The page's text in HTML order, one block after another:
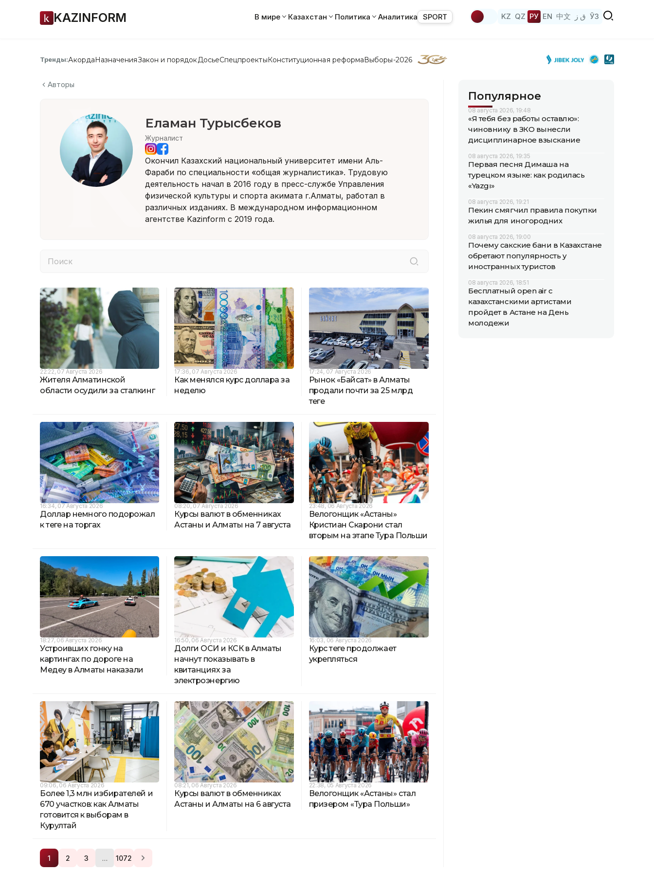
KAZINFORM В мире Казахстан Политика Аналитика SPORT KZ QZ РУ EN 中文 ق ز ЎЗ
Тренды:АкордаНазначенияЗакон и порядок ДосьеСпецпроектыКонституционная реформаВыборы-2026
Авторы
Еламан Турысбеков
Журналист
Окончил Казахский национальный университет имени Аль-
Фараби по специальности «общая журналистика». Трудовую
деятельность начал в 2016 году в пресс-службе Управления
физической культуры и спорта акимата г.Алматы, работал в
различных изданиях. В международном информационном
агентстве Kazinform с 2019 года.
22:22, 07 Августа 2026
Жителя Алматинской
области осудили за сталкинг
17:36, 07 Августа 2026
Как менялся курс доллара за
неделю
17:24, 07 Августа 2026
Рынок «Байсат» в Алматы
продали почти за 25 млрд
теңге
16:34, 07 Августа 2026
Доллар немного подорожал
к теңге на торгах
08:20, 07 Августа 2026
Курсы валют в обменниках
Астаны и Алматы на 7 августа
23:48, 06 Августа 2026
Велогонщик «Астаны»
Кристиан Скарони стал
вторым на этапе Тура Польши
18:27, 06 Августа 2026
Устроивших гонку на
картингах по дороге на
Медеу в Алматы наказали
16:50, 06 Августа 2026
Долги ОСИ и КСК в Алматы
начнут показывать в
квитанциях за
электроэнергию
16:03, 06 Августа 2026
Курс теңге продолжает
укрепляться
09:06, 06 Августа 2026
Более 1,3 млн избирателей и
670 участков: как Алматы
готовится к выборам в
Курултай
08:21, 06 Августа 2026
Курсы валют в обменниках
Астаны и Алматы на 6 августа
22:38, 05 Августа 2026
Велогонщик «Астаны» стал
призером «Тура Польши»
1 2 3 … 1072
Популярное
08 августа 2026, 19:48
«Я тебя без работы оставлю»:
чиновнику в ЗКО вынесли
дисциплинарное взыскание
08 августа 2026, 19:35
Первая песня Димаша на
турецком языке: как родилась
«Yazgı»
08 августа 2026, 19:21
Пекин смягчил правила покупки
жилья для иногородних
08 августа 2026, 19:00
Почему сакские бани в Казахстане
обретают популярность у
иностранных туристов
08 августа 2026, 18:51
Бесплатный open air с
казахстанскими артистами
пройдет в Астане на День
молодежи